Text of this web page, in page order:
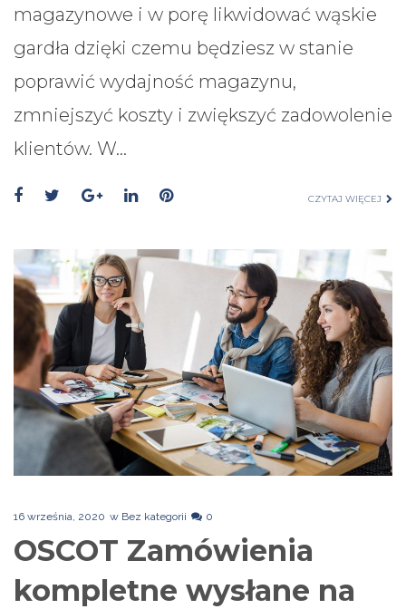
magazynowe i w porę likwidować wąskie
gardła dzięki czemu będziesz w stanie
poprawić wydajność magazynu,
zmniejszyć koszty i zwiększyć zadowolenie
klientów. W…
CZYTAJ WIĘCEJ
16 września, 2020 w Bez kategorii 0
OSCOT Zamówienia
kompletne wysłane na